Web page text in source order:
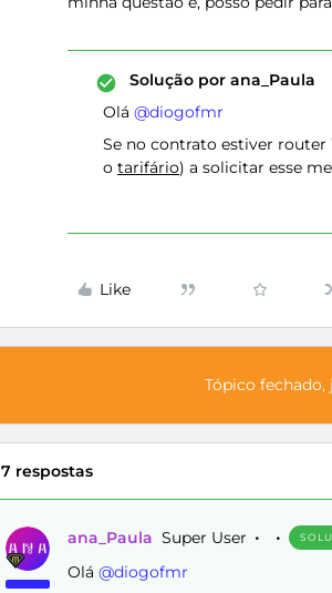
Solução por ana_Paula
Olá ​ @diogofmr
Se no contrato estiver
o tarifário) a solicitar esse
Like
Tópico
7 respostas
ana_Paula Super User
Olá ​ @diogofmr